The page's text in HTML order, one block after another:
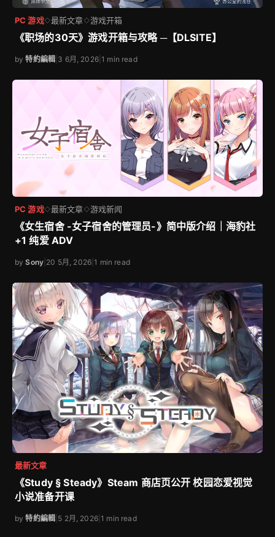
PC 游戏◇最新文章◇游戏开箱
《职场的30天》游戏开箱与攻略 ─【DLSITE】
by特約編輯 3 6月, 2026|1 min read
PC 游戏◇最新文章◇游戏新闻
《女生宿舍 -女子宿舍的管理员-》简中版介绍｜海豹社
+1 纯爱 ADV
bySony 20 5月, 2026 |1 min read
最新文章
《Study § Steady》Steam 商店页公开 校园恋爱视觉
小说准备开课
by特約編輯 5 2月, 2026|1 min read